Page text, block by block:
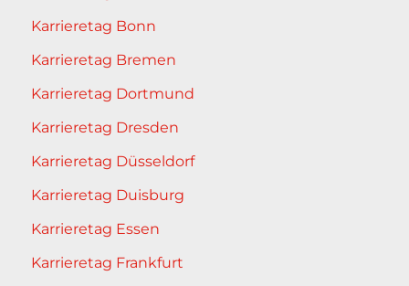
Karrieretag Bonn
Karrieretag Bremen
Karrieretag Dortmund
Karrieretag Dresden
Karrieretag Düsseldorf
Karrieretag Duisburg
Karrieretag Essen
Karrieretag Frankfurt